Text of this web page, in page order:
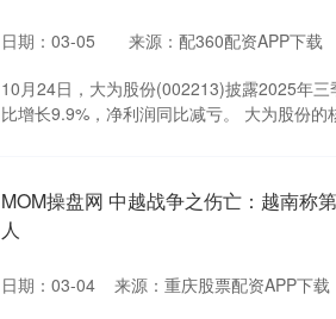
日期：03-05 来源：配360配资APP下载
10月24日，大为股份(002213)披露2025年
比增长9.9%，净利润同比减亏。 大为股份的
MOM操盘网 中越战争之伤亡：越南称
人
日期：03-04 来源：重庆股票配资APP下载